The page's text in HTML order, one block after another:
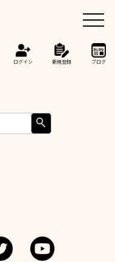
ログイン 新規登録 ブログ